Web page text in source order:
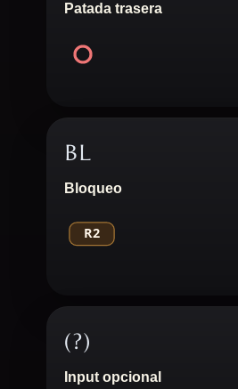
Patada trasera
BL
Bloqueo
(?)
Input opcional